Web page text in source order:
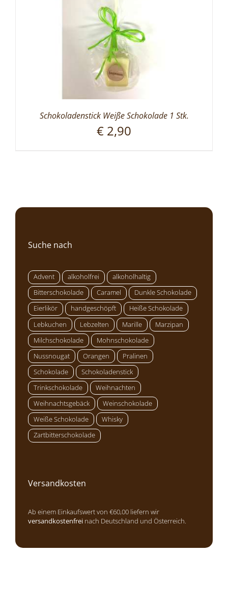
Schokoladenstick Weiße Schokolade 1 Stk.
€ 2,90
Suche nach
Advent alkoholfrei
alkoholhaltig
Bitterschokolade
Caramel
Dunkle Schokolade
Eierlikör
handgeschöpft
Heiße Schokolade
Lebkuchen
Lebzelten Marille
Marzipan
Milchschokolade
Mohnschokolade
Nussnougat
Orangen
Pralinen
Schokolade
Schokoladenstick
Trinkschokolade
Weihnachten
Weihnachtsgebäck
Weinschokolade
Weiße Schokolade
Whisky
Zartbitterschokolade
Versandkosten
Ab einem Einkaufswert von €60,00 liefern wir
versandkostenfrei nach Deutschland und Österreich.